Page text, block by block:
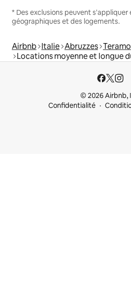
* Des exclusions peuvent s'appliquer
géographiques et des logements.
Airbnb Italie Abruzzes Teramo
Locations moyenne et longue
© 2026 Airbnb,
Confidentialité